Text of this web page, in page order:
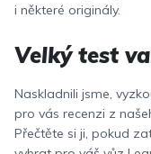
i některé originály.
Velký test
Naskladnili jsme,
pro vás recenzi z
Přečtěte si ji, pokud